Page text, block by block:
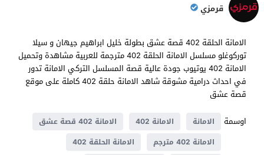
قرمزي
الامانة الحلقة 402 قصة عشق بطولة خليل ابراهيم جيهان و سيلا
توركوغلو مسلسل الامانة الحلقة 402 مترجمة للعربية مشاهدة وتحميل
الامانة 402 يوتيوب جودة عالية قصة المسلسل التركي الامانة تدور
في احداث ​​درامية مشوقة شاهد الامانة حلقة 402 كاملة على موقع
قصة عشق
اوسمة
الامانة الامانة 402
الامانة 402 قصة عشق
الامانة 402 مترجم
الامانة الحلقة 402